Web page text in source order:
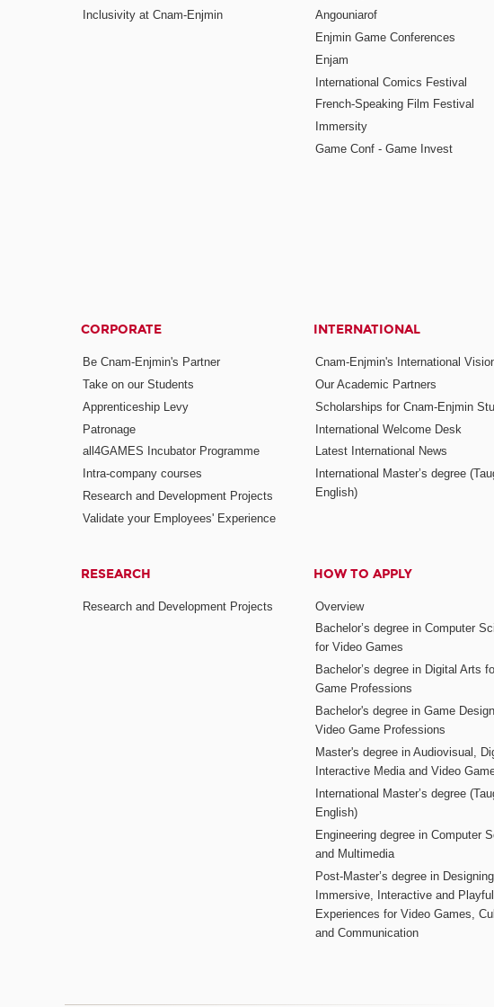
Inclusivity at Cnam-Enjmin
Angouniarof
Enjmin Game Conferences
Enjam
International Comics Festival
French-Speaking Film Festival
Immersity
Game Conf - Game Invest
CORPORATE
Be Cnam-Enjmin's Partner
Take on our Students
Apprenticeship Levy
Patronage
all4GAMES Incubator Programme
Intra-company courses
Research and Development Projects
Validate your Employees' Experience
INTERNATIONAL
Cnam-Enjmin's International
Our Academic Partners
Scholarships for Cnam-Enjmin
International Welcome Desk
Latest International News
International Master’s degree
English)
RESEARCH
Research and Development Projects
HOW TO APPLY
Overview
Bachelor’s degree in Computer
for Video Games
Bachelor’s degree in Digital Arts
Game Professions
Bachelor's degree in Game
Video Game Professions
Master's degree in Audiovisual,
Interactive Media and Video
International Master’s degree
English)
Engineering degree in Computer
and Multimedia
Post-Master’s degree in
Immersive, Interactive and Playful
Experiences for Video Games,
and Communication